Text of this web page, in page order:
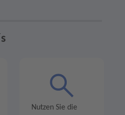
Nutzen Sie die